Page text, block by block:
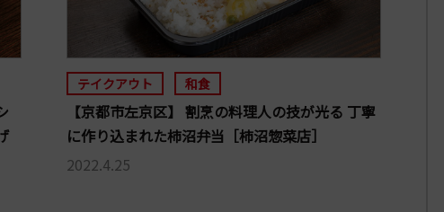
テイクアウト 和食
【京都市左京区】 割烹の料理人の技が光る 丁寧
に作り込まれた柿沼弁当［柿沼惣菜店］
2022.4.25